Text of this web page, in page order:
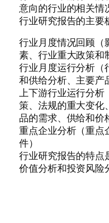
意向的行业的相关情
行业研究报告的主要
行业月度情况回顾（
素、行业重大政策和
行业月度运行分析（
和供给分析、主要产
上下游行业运行分析
策、法规的重大变化
品的需求、供给和价
重点企业分析（重点
件）
行业研究报告的特点
价值分析和投资风险